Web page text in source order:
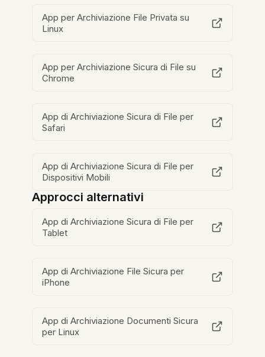
App per Archiviazione File Privata su
Linux
App per Archiviazione Sicura di File su
Chrome
App di Archiviazione Sicura di File per
Safari
App di Archiviazione Sicura di File per
Dispositivi Mobili
Approcci alternativi
App di Archiviazione Sicura di File per
Tablet
App di Archiviazione File Sicura per
iPhone
App di Archiviazione Documenti Sicura
per Linux